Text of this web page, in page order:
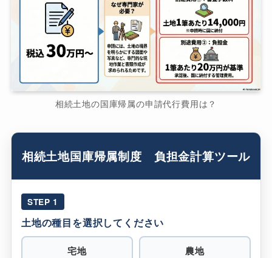
相続土地の国庫帰属の申請代行費用は？
相続土地国庫帰属制度 負担金計算ツール
STEP 1
土地の種目を選択してください
宅地 農地